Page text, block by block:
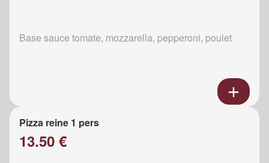
Base sauce tomate, mozzarella, pepperoni, poulet
Pizza reine 1 pers
13.50 €